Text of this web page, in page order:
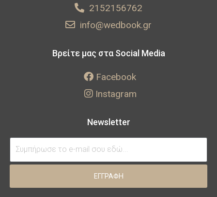
2152156762
info@wedbook.gr
Βρείτε μας στα Social Media
Facebook
Instagram
Newsletter
ΕΓΓΡΑΦΗ